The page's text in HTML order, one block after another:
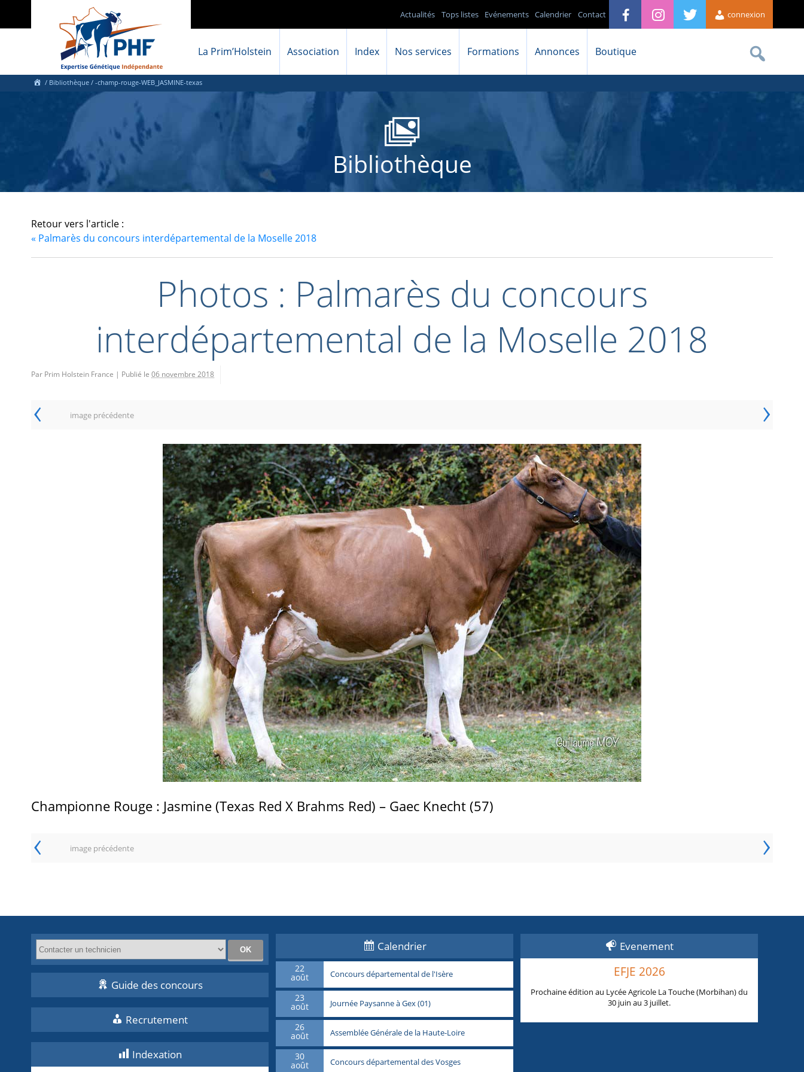
connexion
Contact
Calendrier
Evénements
Tops listes
Actualités
La Prim’Holstein Association Index Nos services Formations Annonces Boutique
/ Bibliothèque / -champ-rouge-WEB_JASMINE-texas
Bibliothèque
Retour vers l'article :
« Palmarès du concours interdépartemental de la Moselle 2018
Photos : Palmarès du concours
interdépartemental de la Moselle 2018
Par Prim Holstein France | Publié le 06 novembre 2018
‹ image précédente ›
Championne Rouge : Jasmine (Texas Red X Brahms Red) – Gaec Knecht (57)
‹ image précédente ›
Guide des concours
Recrutement
Indexation
Calendrier
22
août Concours départemental de l'Isère
23
août Journée Paysanne à Gex (01)
26
août Assemblée Générale de la Haute-Loire
30
août Concours départemental des Vosges
Evenement
EFJE 2026
Prochaine édition au Lycée Agricole La Touche (Morbihan) du
30 juin au 3 juillet.